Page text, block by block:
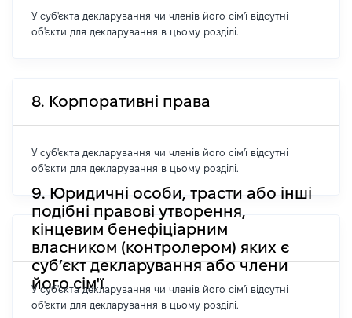
У суб'єкта декларування чи членів його сім'ї відсутні
об'єкти для декларування в цьому розділі.
8. Корпоративні права
У суб'єкта декларування чи членів його сім'ї відсутні
об'єкти для декларування в цьому розділі.
9. Юридичні особи, трасти або інші
подібні правові утворення,
кінцевим бенефіціарним
власником (контролером) яких є
суб’єкт декларування або члени
його сім'ї
У суб'єкта декларування чи членів його сім'ї відсутні
об'єкти для декларування в цьому розділі.